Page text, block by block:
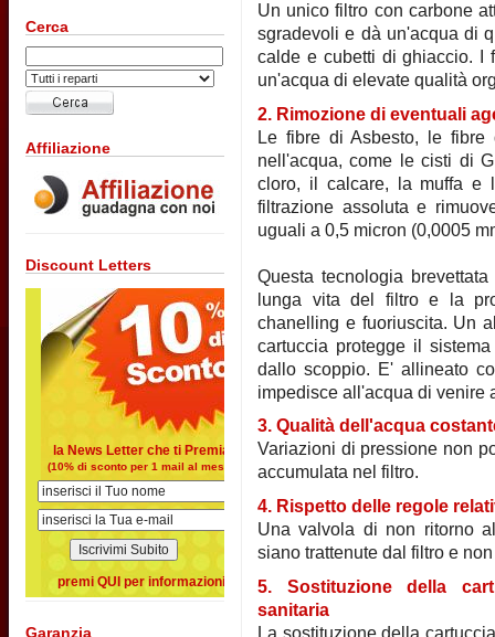
Cerca
Affiliazione
Discount Letters
la News Letter che ti Premia
(10% di sconto per 1 mail al mese)
premi QUI per informazioni
Garanzia
Un unico filtro con carbone
sgradevoli e dà un'acqua di
calde e cubetti di ghiaccio. I
un'acqua di elevate qualità
2. Rimozione di eventuali
Le fibre di Asbesto, le fibre
nell'acqua, come le cisti di
cloro, il calcare, la muffa e
filtrazione assoluta e
uguali a 0,5 micron (0,0005
Questa tecnologia
lunga vita del filtro e la
chanelling e fuoriuscita. Un
cartuccia protegge il
dallo scoppio. E' allineato
impedisce all'acqua di venire
3. Qualità dell'acqua
Variazioni di pressione non
accumulata nel filtro.
4. Rispetto delle regole
Una valvola di non ritorno
siano trattenute dal filtro e
5. Sostituzione della
sanitaria
La sostituzione della